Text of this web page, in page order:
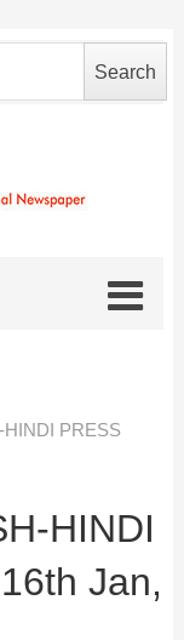
HINDI PRESS
HINDI
Jan,